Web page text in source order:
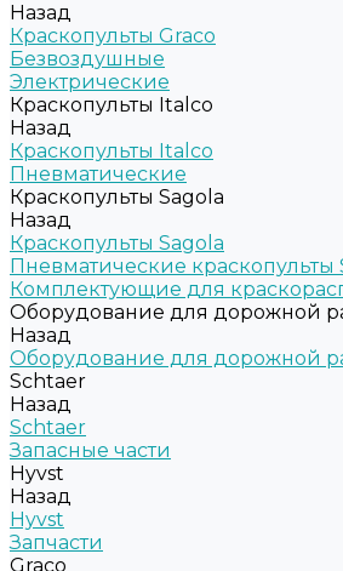
Назад
Краскопульты Graco
Безвоздушные
Электрические
Краскопульты Italco
Назад
Краскопульты Italco
Пневматические
Краскопульты Sagola
Назад
Краскопульты Sagola
Пневматические краскопульты
Комплектующие для
Оборудование для дорожной
Назад
Оборудование для дорожной
Schtaer
Назад
Schtaer
Запасные части
Hyvst
Назад
Hyvst
Запчасти
Graco